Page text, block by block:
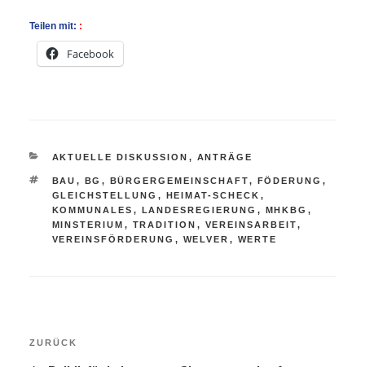
Teilen mit:
Facebook
KATEGORIEN
AKTUELLE DISKUSSION , ANTRÄGE
SCHLAGWÖRTER
BAU , BG , BÜRGERGEMEINSCHAFT, FÖDERUNG ,
GLEICHSTELLUNG , HEIMAT-SCHECK ,
KOMMUNALES , LANDESREGIERUNG , MHKBG ,
MINSTERIUM , TRADITION , VEREINSARBEIT,
VEREINSFÖRDERUNG , WELVER , WERTE
Vorheriger
ZURÜCK